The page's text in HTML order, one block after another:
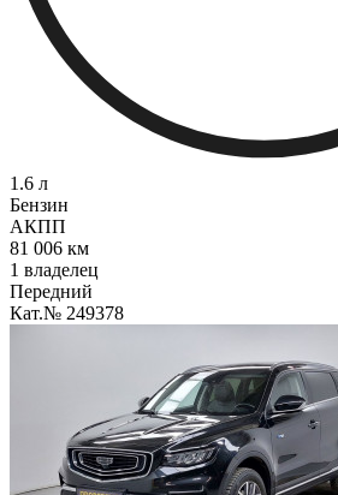
1.6 л
Бензин
АКПП
81 006 км
1 владелец
Передний
Кат.№ 249378